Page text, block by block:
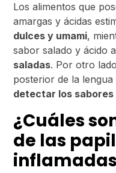
Los alimentos que
amargas y ácidas
dulces y umami,
sabor salado y ácido
saladas. Por otro
posterior de la
detectar los sabores
¿Cuáles
de las